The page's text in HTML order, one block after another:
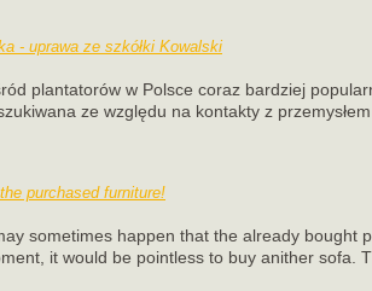
- uprawa ze szkółki Kowalski
plantatorów w Polsce coraz bardziej
ze względu na kontakty z
purchased furniture!
sometimes happen that the already bought
it would be pointless to buy anither sofa.